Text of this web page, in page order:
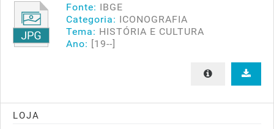
Fonte: IBGE
Categoria: ICONOGRAFIA
Tema: HISTÓRIA E CULTURA
Ano: [19--]
LOJA